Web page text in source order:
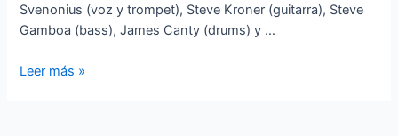
Svenonius (voz y trompet), Steve Kroner (guitarra), Steve
Gamboa (bass), James Canty (drums) y …
El
Leer más »